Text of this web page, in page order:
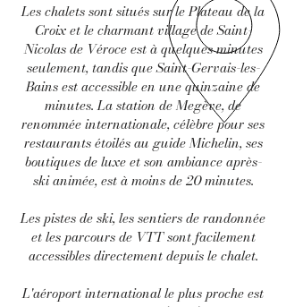
Les chalets sont situés sur le Plateau de la
Croix et le charmant village de Saint-
Nicolas de Véroce est à quelques minutes
seulement, tandis que Saint-Gervais-les-
Bains est accessible en une quinzaine de
minutes. La station de Megève, de
renommée internationale, célèbre pour ses
restaurants étoilés au guide Michelin, ses
boutiques de luxe et son ambiance après-
ski animée, est à moins de 20 minutes.
Les pistes de ski, les sentiers de randonnée
et les parcours de VTT sont facilement
accessibles directement depuis le chalet.
L'aéroport international le plus proche est